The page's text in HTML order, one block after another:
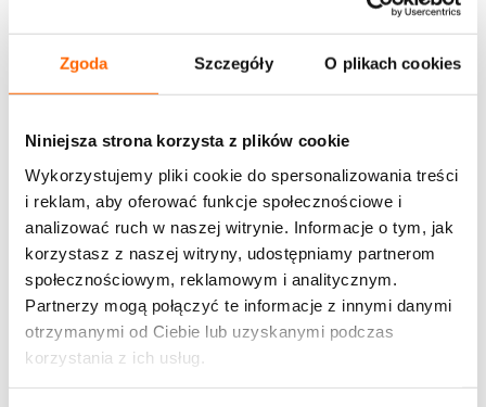
Zgoda Szczegóły O plikach cookies
Niniejsza strona korzysta z plików cookie
Wykorzystujemy pliki cookie do spersonalizowania treści
i reklam, aby oferować funkcje społecznościowe i
analizować ruch w naszej witrynie. Informacje o tym, jak
korzystasz z naszej witryny, udostępniamy partnerom
społecznościowym, reklamowym i analitycznym.
Partnerzy mogą połączyć te informacje z innymi danymi
otrzymanymi od Ciebie lub uzyskanymi podczas
korzystania z ich usług.
pracy? U nas to możliwe
którego uczestnicy stają się częścią
Zakaz gotowania żaby
Nowy spektakl
interaktywny o mechanizmach nadużywania
władzy i przekraczania granic w miejscu pracy
Development CenterPoznaj autorskie podejście
House of Skills do diagnozy kompetencji dla
kluczowych grup pracowmików
Marka osobista w organizacjiSzkolenie dotyczy
budowania marki osobistej wewnątrz
organizacji/zespole w jakiej pracuje uczestnik
Zobacz więcej